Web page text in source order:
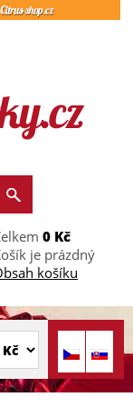
0 Kč
je prázdný
košíku